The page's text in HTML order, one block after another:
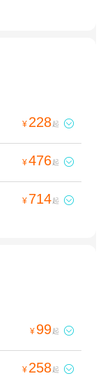
¥ 228起 
¥476起 
¥ 714起 
¥ 99起 
¥ 258起 